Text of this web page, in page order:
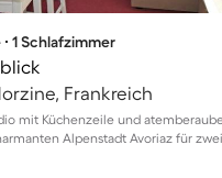
1 Schlafzimmer
Frankreich
mit Küchenzeile und
Alpenstadt Avoriaz für